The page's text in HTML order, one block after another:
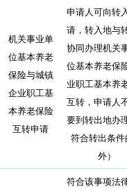
机关事业单
位基本养老
保险与城镇
企业职工基
本养老保险
互转申请
申请人可向转
请，转入地与
协同办理机关
位基本养老保
业职工基本养
互转，申请人
要到转出地办
符合转出条
外）
符合该事项法